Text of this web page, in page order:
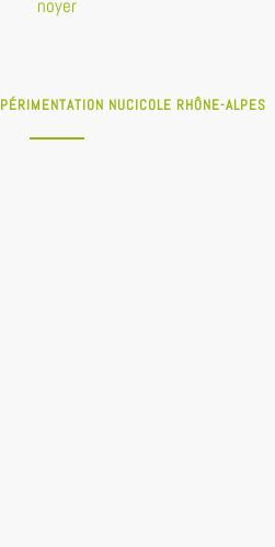
noyer
NUCICOLE RHÔNE-ALPES